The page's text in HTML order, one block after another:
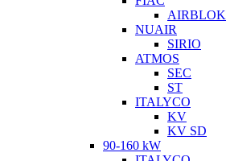
AIRBLOK
NUAIR
SIRIO
ATMOS
SEC
ST
ITALYCO
KV
KV SD
90-160 kW